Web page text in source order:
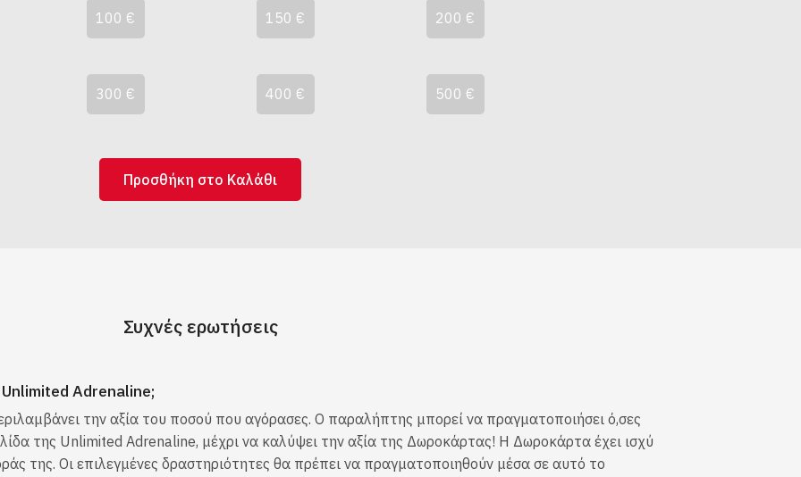
100 € 150 € 200 €
300 € 400 € 500 €
Προσθήκη στο Καλάθι
Συχνές ερωτήσεις
Adrenaline;
την αξία του ποσού που αγόρασες. Ο παραλήπτης μπορεί να πραγματοποιήσει ό,σες
της Unlimited Adrenaline, μέχρι να καλύψει την αξία της Δωροκάρτας! Η Δωροκάρτα έχει ισχύ
της. Οι επιλεγμένες δραστηριότητες θα πρέπει να πραγματοποιηθούν μέσα σε αυτό το